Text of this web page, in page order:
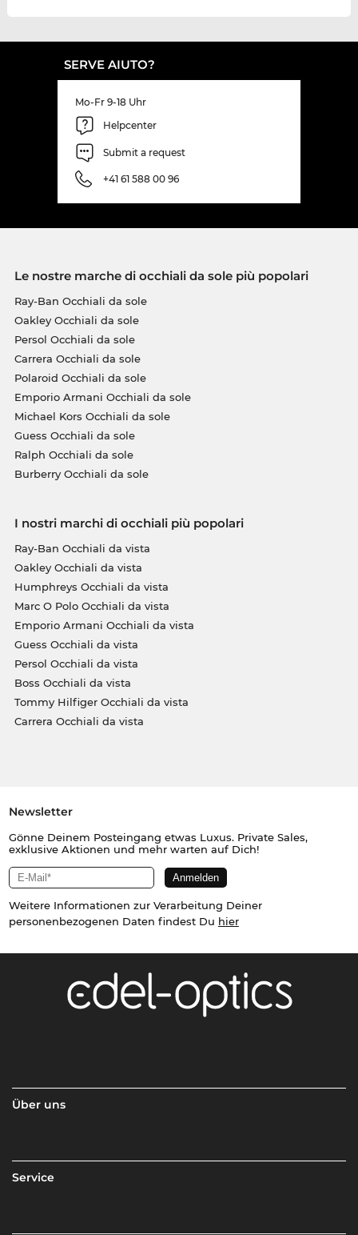
SERVE AIUTO?
Mo-Fr 9-18 Uhr
Helpcenter
Submit a request
+41 61 588 00 96
Le nostre marche di occhiali da sole più popolari
Ray-Ban Occhiali da sole
Oakley Occhiali da sole
Persol Occhiali da sole
Carrera Occhiali da sole
Polaroid Occhiali da sole
Emporio Armani Occhiali da sole
Michael Kors Occhiali da sole
Guess Occhiali da sole
Ralph Occhiali da sole
Burberry Occhiali da sole
I nostri marchi di occhiali più popolari
Ray-Ban Occhiali da vista
Oakley Occhiali da vista
Humphreys Occhiali da vista
Marc O Polo Occhiali da vista
Emporio Armani Occhiali da vista
Guess Occhiali da vista
Persol Occhiali da vista
Boss Occhiali da vista
Tommy Hilfiger Occhiali da vista
Carrera Occhiali da vista
Newsletter
Gönne Deinem Posteingang etwas Luxus. Private Sales,
exklusive Aktionen und mehr warten auf Dich!
Weitere Informationen zur Verarbeitung Deiner
personenbezogenen Daten findest Du hier
Über uns
Service